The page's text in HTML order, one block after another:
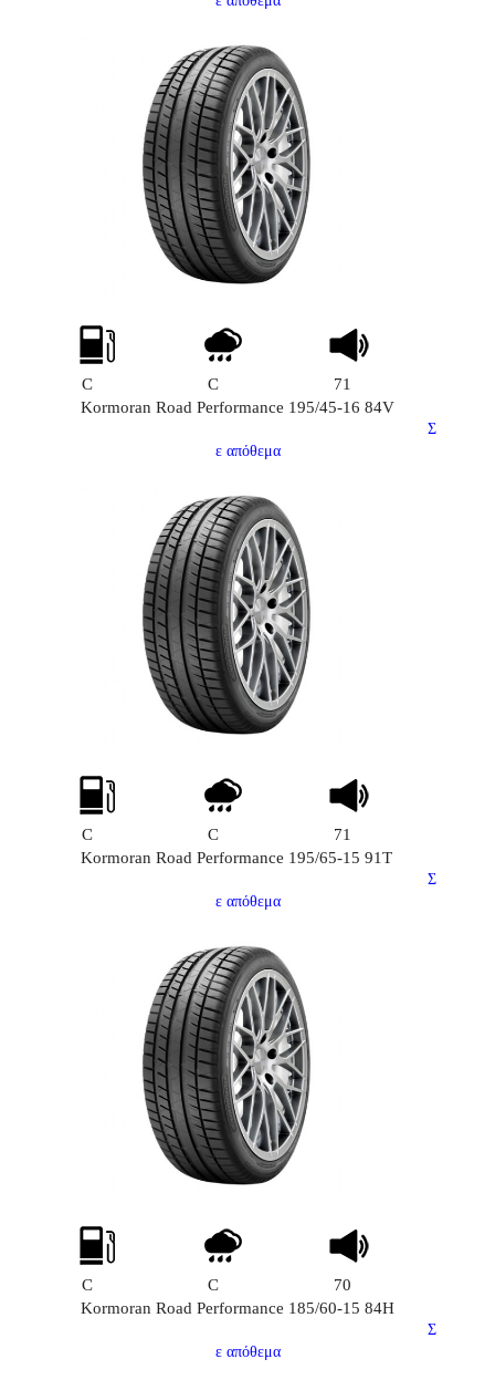
C C
71
Kormoran Road Performance 195/45-16 84V
Σ
ε απόθεμα
C C
71
Kormoran Road Performance 195/65-15 91T
Σ
ε απόθεμα
C C
70
Kormoran Road Performance 185/60-15 84H
Σ
ε απόθεμα